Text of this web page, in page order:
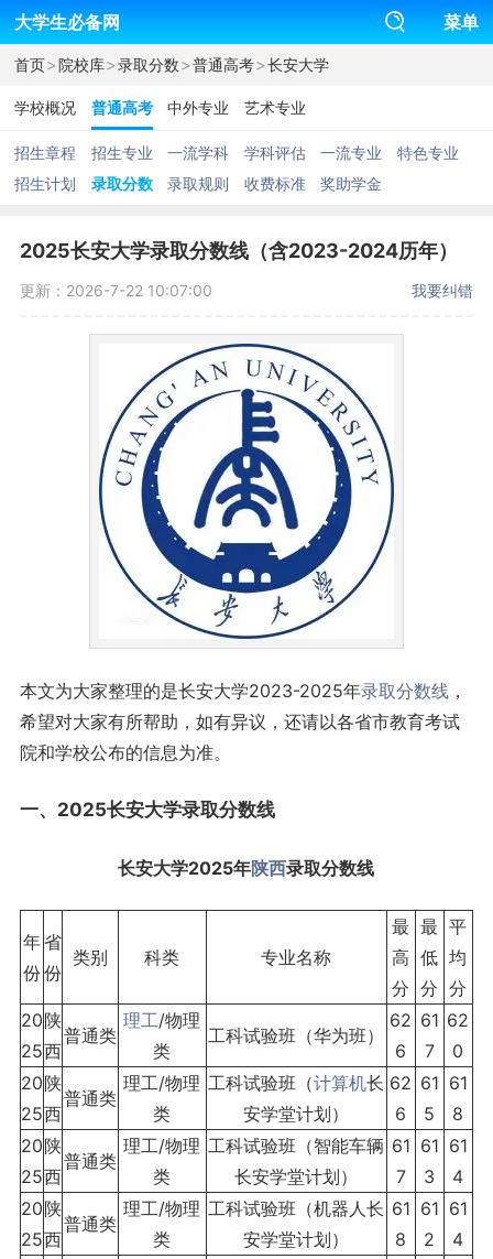
大学生必备网 菜单
首页>院校库>录取分数>普通高考>长安大学
学校概况 普通高考 中外专业 艺术专业
招生章程 招生专业 一流学科 学科评估 一流专业
特色专业
招生计划
录取分数 录取规则 收费标准 奖助学金
2025长安大学录取分数线（含2023-2024历年）
更新：2026-7-22 10:07:00 我要纠错
本文为大家整理的是长安大学2023-2025年录取分数线，
希望对大家有所帮助，如有异议，还请以各省市教育考试
院和学校公布的信息为准。
一、2025长安大学录取分数线
长安大学2025年陕西录取分数线
年
份
省
份
类别 科类 专业名称
最
高
分
最
低
分
平
均
分
20
25
陕
西
普通类
理工/物理
类
工科试验班（华为班）
62
6
61
7
62
0
20
25
陕
西
普通类
理工/物理
类
工科试验班（计算机长
安学堂计划）
62
6
61
5
61
8
20
25
陕
西
普通类
理工/物理
类
工科试验班（智能车辆
长安学堂计划）
61
7
61
3
61
4
20
25
陕
西
普通类
理工/物理
类
工科试验班（机器人长
安学堂计划）
61
8
61
2
61
4